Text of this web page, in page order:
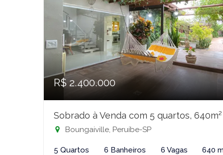
R$ 2.400.000
Sobrado à Venda com 5 quartos, 640m²
Boungaiville, Peruíbe-SP
5 Quartos 6 Banheiros 6 Vagas 640